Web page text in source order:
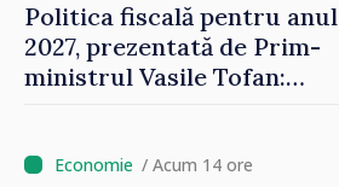
Politica fiscală pentru anul
2027, prezentată de Prim-
ministrul Vasile Tofan:
taxare mai echitabilă
/ Acum 14 ore